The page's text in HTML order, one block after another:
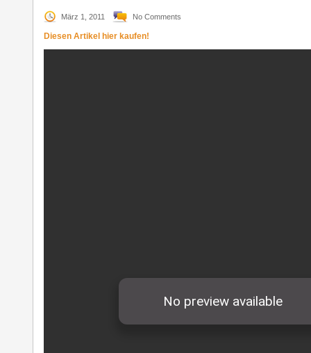
März 1, 2011 No Comments
Diesen Artikel hier kaufen!